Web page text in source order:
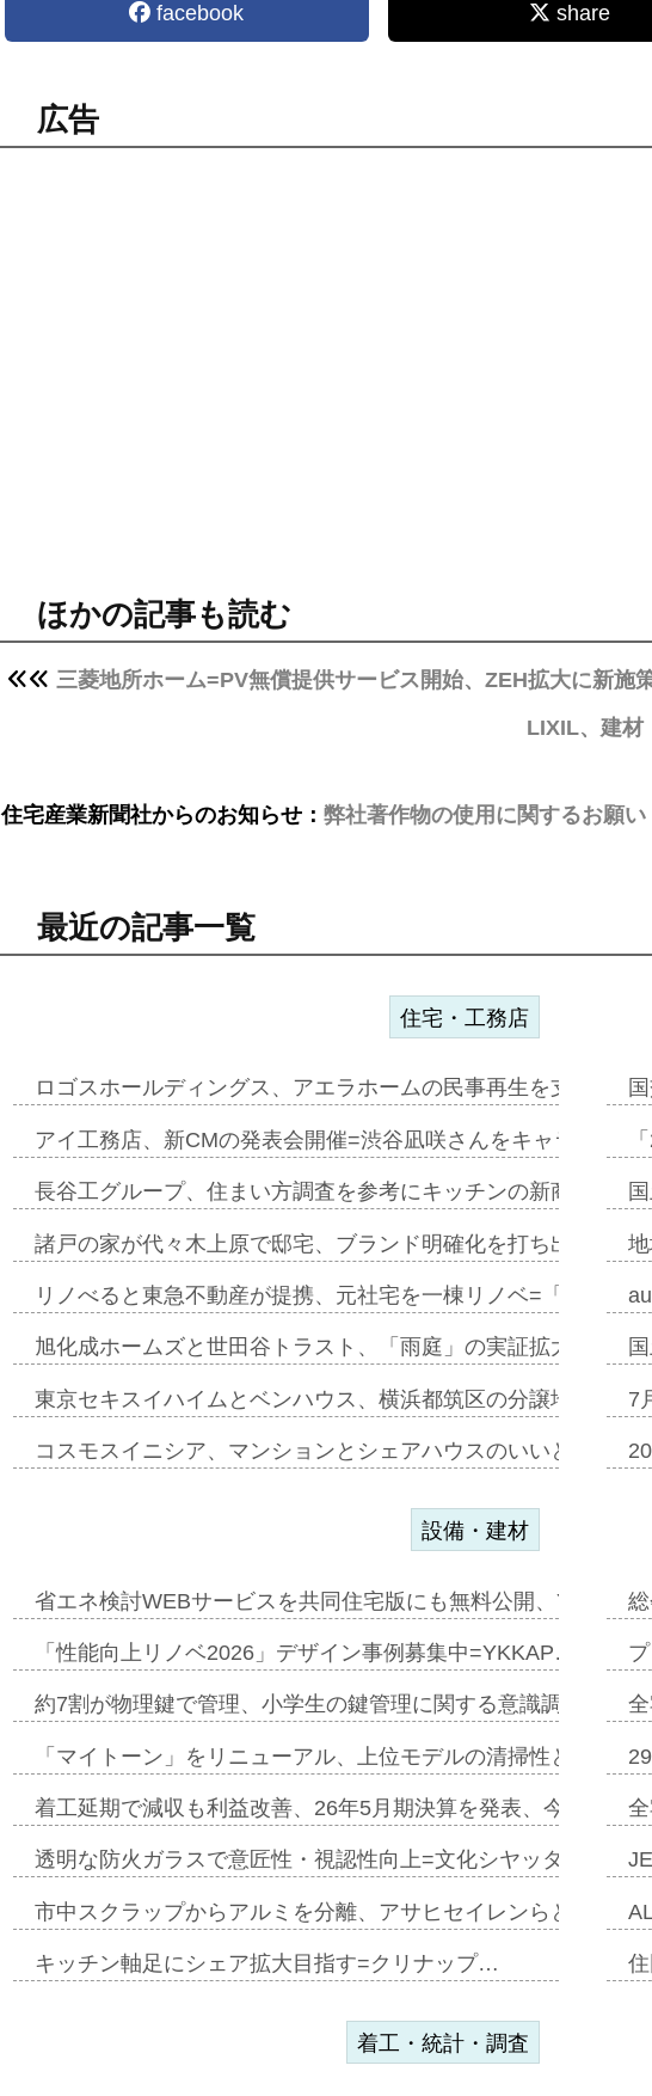
facebook share
広告
ほかの記事も読む
三菱地所ホーム=PV無償提供サービス開始、ZEH拡大に新施
LIXIL、建材
住宅産業新聞社からのお知らせ： 弊社著作物の使用に関するお願い
最近の記事一覧
住宅・工務店
ロゴスホールディングス、アエラホームの民事再生を支援=ス
アイ工務店、新CMの発表会開催=渋谷凪咲さんをキャラクタ
長谷工グループ、住まい方調査を参考にキッチンの新商品=「
諸戸の家が代々木上原で邸宅、ブランド明確化を打ち出す=年
リノべると東急不動産が提携、元社宅を一棟リノベ=「職住遊
旭化成ホームズと世田谷トラスト、「雨庭」の実証拡大へ=ガ
東京セキスイハイムとベンハウス、横浜都筑区の分譲地開発で
コスモスイニシア、マンションとシェアハウスのいいとこどり
7
設備・建材
省エネ検討WEBサービスを共同住宅版にも無料公開、YKKAP
「性能向上リノベ2026」デザイン事例募集中=YKKAP…
約7割が物理鍵で管理、小学生の鍵管理に関する意識調査
「マイトーン」をリニューアル、上位モデルの清掃性と安全
着工延期で減収も利益改善、26年5月期決算を発表、今期は増
透明な防火ガラスで意匠性・視認性向上=文化シヤッター…
市中スクラップからアルミを分離、アサヒセイレンらと協働開
キッチン軸足にシェア拡大目指す=クリナップ…
着工・統計・調査